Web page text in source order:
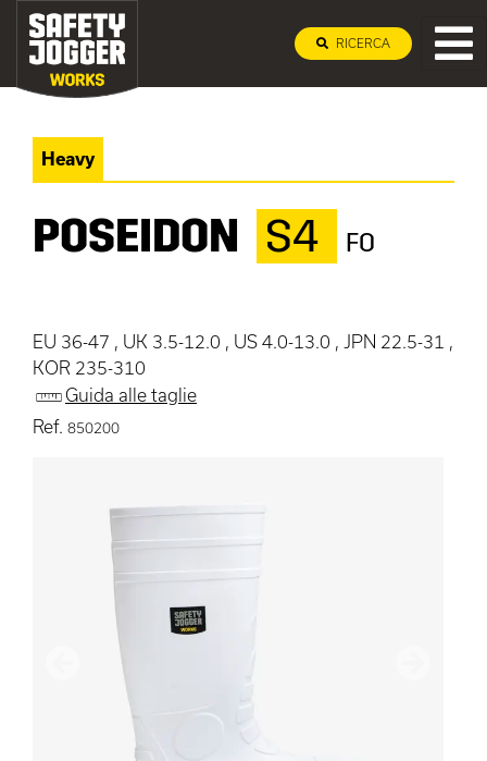
RICERCA
Heavy
POSEIDON S4 FO
EU 36-47 , UK 3.5-12.0 , US 4.0-13.0 , JPN 22.5-31 ,
KOR 235-310
Guida alle taglie
Ref. 850200
Precedente